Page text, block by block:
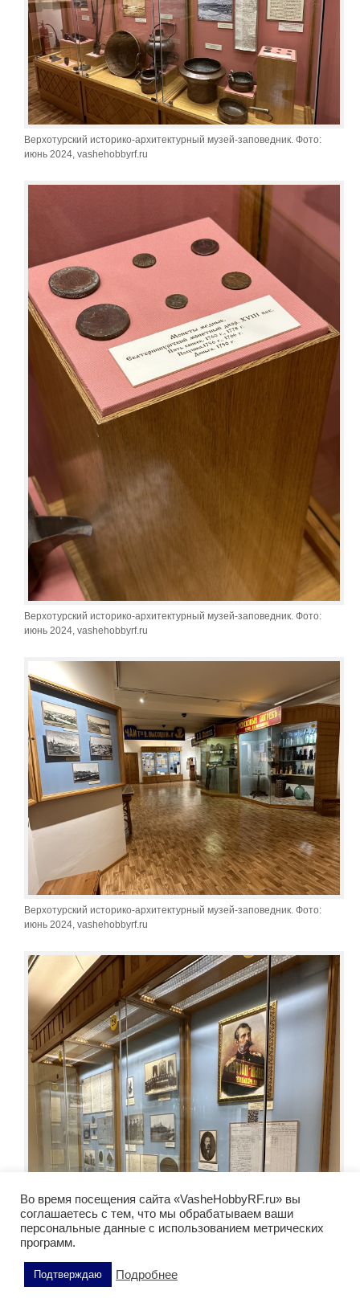
Верхотурский историко-архитектурный музей-заповедник. Фото:
июнь 2024, vashehobbyrf.ru
Верхотурский историко-архитектурный музей-заповедник. Фото:
июнь 2024, vashehobbyrf.ru
Верхотурский историко-архитектурный музей-заповедник. Фото:
июнь 2024, vashehobbyrf.ru
Во время посещения сайта «VasheHobbyRF.ru» вы
соглашаетесь с тем, что мы обрабатываем ваши
персональные данные с использованием метрических
программ.
Подтверждаю Подробнее